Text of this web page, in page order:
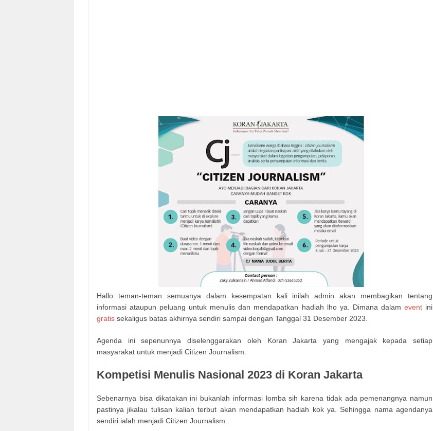
Hallo teman-teman semuanya dalam kesempatan kali inilah admin akan membagikan tentang
informasi ataupun peluang untuk menulis dan mendapatkan hadiah lho ya. Dimana dalam eventini
gratis sekaligus batas akhirnya sendiri sampai dengan Tanggal 31 Desember 2023.
Agenda ini sepenunnya diselenggarakan oleh Koran Jakarta yang mengajak kepada setiap
masyarakat untuk menjadi Citizen Journalism.
Kompetisi Menulis Nasional 2023 di Koran Jakarta
Sebenarnya bisa dikatakan ini bukanlah informasi lomba sih karena tidak ada pemenangnya namun
pastinya jikalau tulisan kalian terbut akan mendapatkan hadiah kok ya. Sehingga nama agendanya
sendiri ialah menjadi Citizen Journalism.